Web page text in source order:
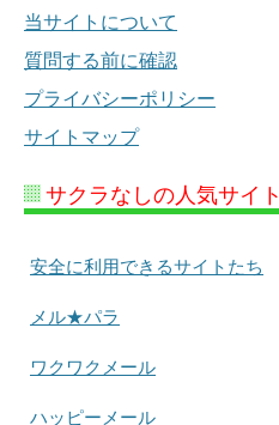
当サイトについて
質問する前に確認
プライバシーポリシー
サイトマップ
サクラなしの人気サイト
安全に利用できるサイトたち
メル★パラ
ワクワクメール
ハッピーメール